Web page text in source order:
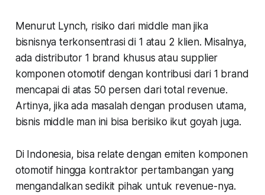
Menurut Lynch, risiko dari middle man jika
bisnisnya terkonsentrasi di 1 atau 2 klien. Misalnya,
ada distributor 1 brand khusus atau supplier
komponen otomotif dengan kontribusi dari 1 brand
mencapai di atas 50 persen dari total revenue.
Artinya, jika ada masalah dengan produsen utama,
bisnis middle man ini bisa berisiko ikut goyah juga.
Di Indonesia, bisa relate dengan emiten komponen
otomotif hingga kontraktor pertambangan yang
mengandalkan sedikit pihak untuk revenue-nya.